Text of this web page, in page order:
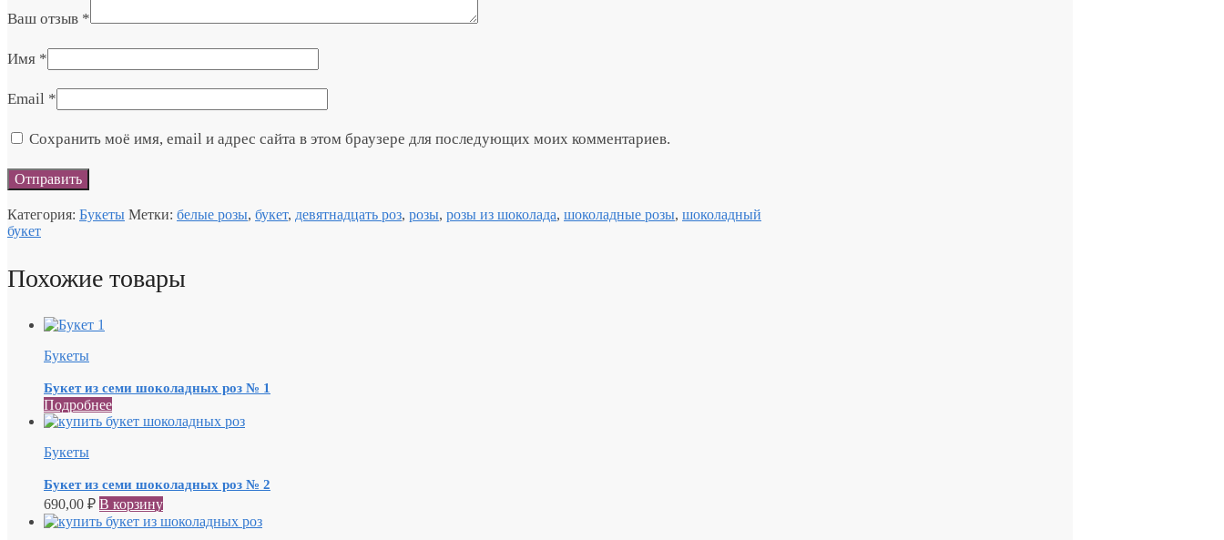
Ваш отзыв *
Имя *
Email *
Сохранить моё имя, email и адрес сайта в этом браузере для последующих моих комментариев.
Категория: Букеты Метки: белые розы, букет, девятнадцать роз, розы, розы из шоколада, шоколадные розы, шоколадный
букет
Похожие товары
Букеты
Букет из семи шоколадных роз № 1
Подробнее
Букеты
Букет из семи шоколадных роз № 2
690,00 ₽ В корзину